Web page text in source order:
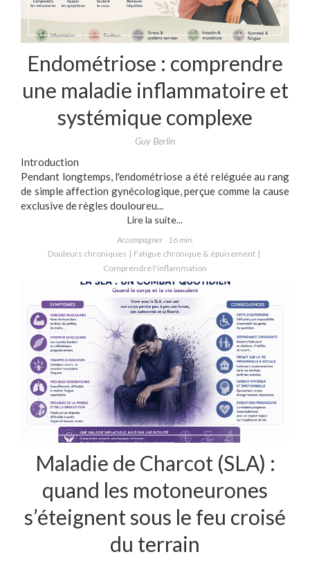
Endométriose : comprendre
une maladie inflammatoire et
systémique complexe
Guy Berlin
Introduction
Pendant longtemps, l'endométriose a été reléguée au rang
de simple affection gynécologique, perçue comme la cause
exclusive de règles douloureu...
Lire la suite...
Accompagner
16 min.
Douleurs chroniques
Fatigue chronique & épuisement
Comprendre l'inflammation
Maladie de Charcot (SLA) :
quand les motoneurones
s’éteignent sous le feu croisé
du terrain